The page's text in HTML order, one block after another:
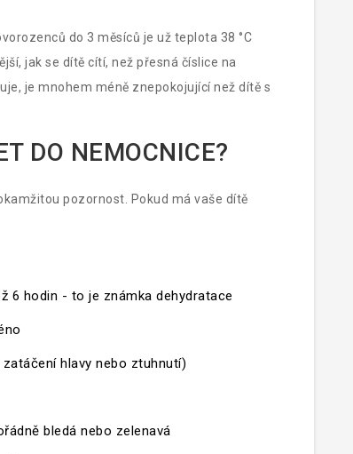
do 3 měsíců je už teplota 38 °C
jak se dítě cítí, než přesná číslice na
je mnohem méně znepokojující než dítě s
DO NEMOCNICE?
pozornost. Pokud má vaše dítě
6 hodin - to je známka dehydratace
hlavy nebo ztuhnutí)
bledá nebo zelenavá